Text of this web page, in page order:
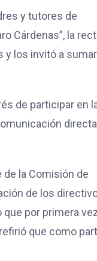
y tutores de
Cárdenas”, la
y los invitó a
de participar en
de la Comisión de
de los
por primera
que como